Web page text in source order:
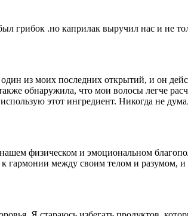
грибок .но каприлак выручил нас и не
из моих последних открытий, и он
обнаружила, что мои волосы легче
этот ингредиент. Никогда не
физическом и эмоциональном
между своим телом и разумом,